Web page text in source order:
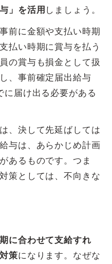
」を活用 しましょう。
前に金額や支払い時期
払い時期に賞与を払う
の賞与も損金として扱
、事前確定届出給与
に届け出る必要がある
、決して先延ばしては
与は、あらかじめ計画
あるものです。つま
策としては、不向きな
に合わせて支給すれ
策になります。なぜな